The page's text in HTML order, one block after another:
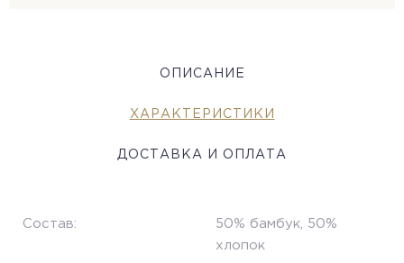
ОПИСАНИЕ
ХАРАКТЕРИСТИКИ
ДОСТАВКА И ОПЛАТА
Состав:
50% бамбук, 50%
хлопок